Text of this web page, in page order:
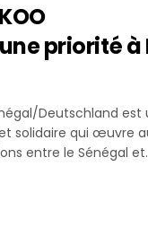
priorité
Deutschland est
solidaire qui œuvre
entre le Sénégal